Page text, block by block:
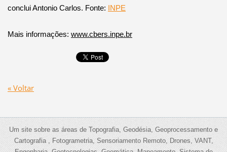
conclui Antonio Carlos. Fonte: INPE
Mais informações: www.cbers.inpe.br
« Voltar
Um site sobre as áreas de Topografia, Geodésia, Geoprocessamento e
Cartografia , Fotogrametria, Sensoriamento Remoto, Drones, VANT,